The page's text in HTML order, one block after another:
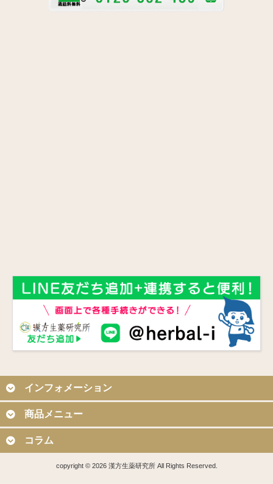
インフォメーション
商品メニュー
コラム
copyright © 2026 漢方生薬研究所 All Rights Reserved.